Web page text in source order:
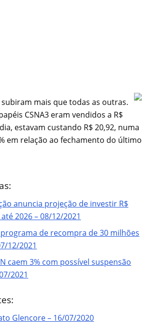
subiram mais que todas as outras.
CSNA3 eram vendidos a R$
estavam custando R$ 20,92, numa
em relação ao fechamento do último
anuncia projeção de investir R$
2026 – 08/12/2021
programa de recompra de 30 milhões
12/2021
caem 3% com possível suspensão
2021
Glencore – 16/07/2020